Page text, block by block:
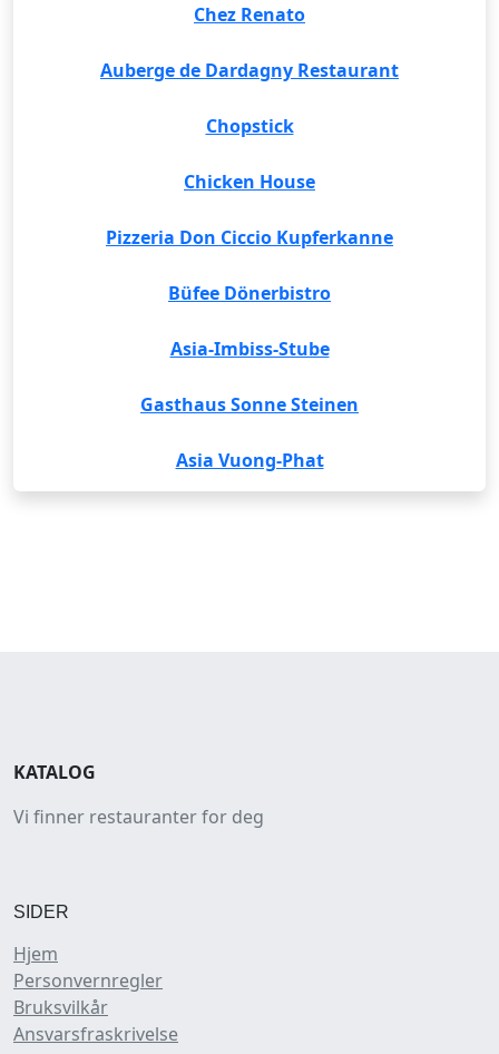
Chez Renato
Auberge de Dardagny Restaurant
Chopstick
Chicken House
Pizzeria Don Ciccio Kupferkanne
Büfee Dönerbistro
Asia-Imbiss-Stube
Gasthaus Sonne Steinen
Asia Vuong-Phat
KATALOG
Vi finner restauranter for deg
SIDER
Hjem
Personvernregler
Bruksvilkår
Ansvarsfraskrivelse